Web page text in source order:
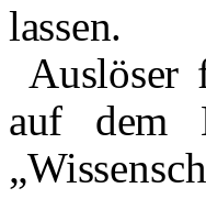
lassen.
Auslöser
auf dem